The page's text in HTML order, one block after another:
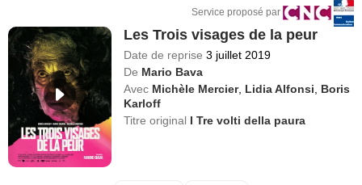
Service proposé par
Les Trois visages de la peur
Date de reprise 3 juillet 2019
De Mario Bava
Avec Michèle Mercier, Lidia Alfonsi
Boris
Karloff
Titre original I Tre volti della paura